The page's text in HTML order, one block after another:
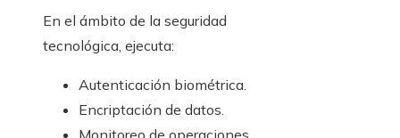
En el ámbito de la seguridad
tecnológica, ejecuta:
Autenticación biométrica.
Encriptación de datos.